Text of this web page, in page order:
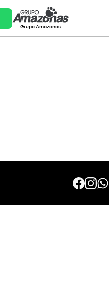
Grupo Amazonas